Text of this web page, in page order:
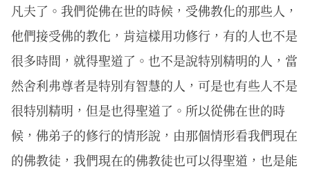
凡夫了。我們從佛在世的時候，受佛教化的那些人，
他們接受佛的教化，肯這樣用功修行，有的人也不是
很多時間，就得聖道了。也不是說特別精明的人，當
然舍利弗尊者是特別有智慧的人，可是也有些人不是
很特別精明，但是也得聖道了。所以從佛在世的時
候，佛弟子的修行的情形說，由那個情形看我們現在
的佛教徒，我們現在的佛教徒也可以得聖道，也是能